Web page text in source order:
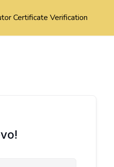
Certificate Verification